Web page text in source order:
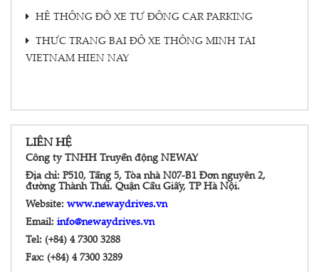
HÊ THÔNG ĐÔ XE TƯ ĐÔNG CAR PARKING
THƯC TRANG BAI ĐÔ XE THÔNG MINH TAI
VIETNAM HIEN NAY
LIÊN HỆ
Công ty TNHH Truyền động NEWAY
Địa chỉ: P510, Tầng 5, Tòa nhà N07-B1 Đơn nguyên 2,
đường Thành Thái. Quận Cầu Giấy, TP Hà Nội.
Website: www.newaydrives.vn
Email: info@newaydrives.vn
Tel: (+84) 4 7300 3288
Fax: (+84) 4 7300 3289